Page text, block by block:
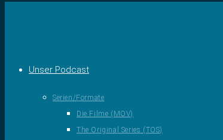
Unser Podcast
Serien/Formate
Die Filme (MOV)
The Original Series (TOS)